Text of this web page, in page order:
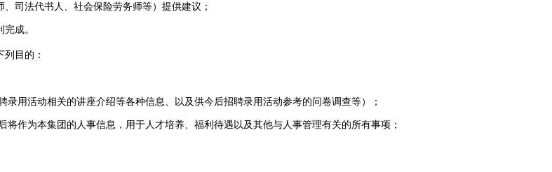
司法代书人、社会保险劳务师等）提供建议；
成。
目的：
用活动相关的讲座介绍等各种信息、以及供今后招聘录用活动参考的问卷调查等）；
作为本集团的人事信息，用于人才培养、福利待遇以及其他与人事管理有关的所有事项；